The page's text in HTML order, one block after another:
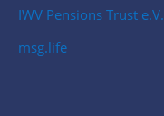
IWV Pensions Trust e.V.
msg.life